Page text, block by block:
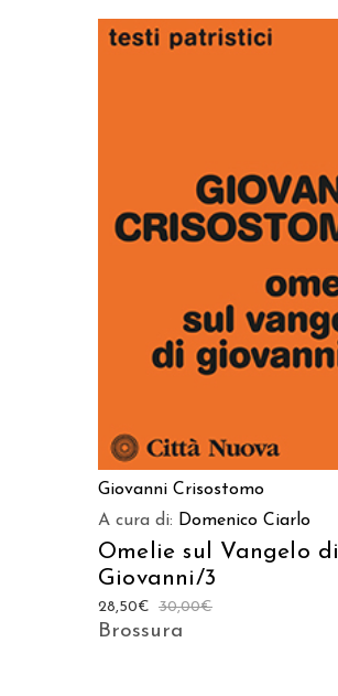
AGGIUNGI AL CARRELLO
Giovanni Crisostomo
A cura di: Domenico Ciarlo
Omelie sul Vangelo di
Giovanni/3
30,00€
28,50€
Brossura